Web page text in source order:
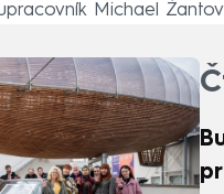
Michael